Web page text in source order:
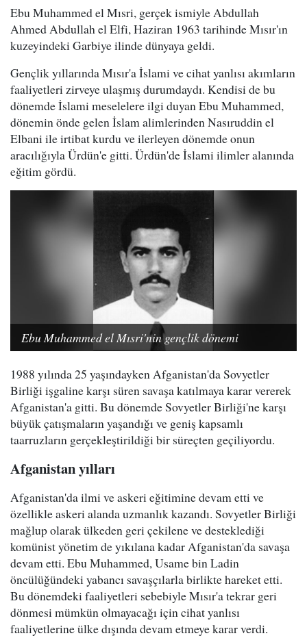
Ebu Muhammed el Mısri, gerçek ismiyle Abdullah
Ahmed Abdullah el Elfi, Haziran 1963 tarihinde Mısır'ın
kuzeyindeki Garbiye ilinde dünyaya geldi.
Gençlik yıllarında Mısır'a İslami ve cihat yanlısı akımların
faaliyetleri zirveye ulaşmış durumdaydı. Kendisi de bu
dönemde İslami meselelere ilgi duyan Ebu Muhammed,
dönemin önde gelen İslam alimlerinden Nasıruddin el
Elbani ile irtibat kurdu ve ilerleyen dönemde onun
aracılığıyla Ürdün'e gitti. Ürdün'de İslami ilimler alanında
eğitim gördü.
Ebu Muhammed el Mısri'nin gençlik dönemi
1988 yılında 25 yaşındayken Afganistan'da Sovyetler
Birliği işgaline karşı süren savaşa katılmaya karar vererek
Afganistan'a gitti. Bu dönemde Sovyetler Birliği'ne karşı
büyük çatışmaların yaşandığı ve geniş kapsamlı
taarruzların gerçekleştirildiği bir süreçten geçiliyordu.
Afganistan yılları
Afganistan'da ilmi ve askeri eğitimine devam etti ve
özellikle askeri alanda uzmanlık kazandı. Sovyetler Birliği
mağlup olarak ülkeden geri çekilene ve desteklediği
komünist yönetim de yıkılana kadar Afganistan'da savaşa
devam etti. Ebu Muhammed, Usame bin Ladin
öncülüğündeki yabancı savaşçılarla birlikte hareket etti.
Bu dönemdeki faaliyetleri sebebiyle Mısır'a tekrar geri
dönmesi mümkün olmayacağı için cihat yanlısı
faaliyetlerine ülke dışında devam etmeye karar verdi.